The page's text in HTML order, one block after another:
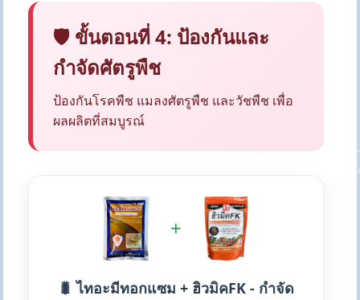
🛡️ ขั้นตอนที่ 4: ป้องกันและ
กำจัดศัตรูพืช
ป้องกันโรคพืช แมลงศัตรูพืช และวัชพืช เพื่อ
ผลผลิตที่สมบูรณ์
+
🐛 ไทอะมีทอกแซม + ฮิวมิคFK - กำจัด